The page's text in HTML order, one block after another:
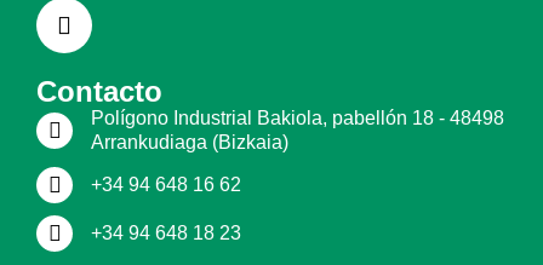
Contacto
Polígono Industrial Bakiola, pabellón 18 - 48498
Arrankudiaga (Bizkaia)
+34 94 648 16 62
+34 94 648 18 23